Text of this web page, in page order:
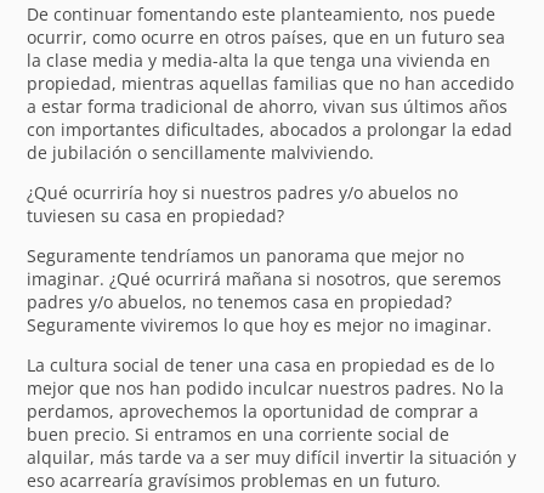
De continuar fomentando este planteamiento, nos puede
ocurrir, como ocurre en otros países, que en un futuro sea
la clase media y media-alta la que tenga una vivienda en
propiedad, mientras aquellas familias que no han accedido
a estar forma tradicional de ahorro, vivan sus últimos años
con importantes dificultades, abocados a prolongar la edad
de jubilación o sencillamente malviviendo.
¿Qué ocurriría hoy si nuestros padres y/o abuelos no
tuviesen su casa en propiedad?
Seguramente tendríamos un panorama que mejor no
imaginar. ¿Qué ocurrirá mañana si nosotros, que seremos
padres y/o abuelos, no tenemos casa en propiedad?
Seguramente viviremos lo que hoy es mejor no imaginar.
La cultura social de tener una casa en propiedad es de lo
mejor que nos han podido inculcar nuestros padres. No la
perdamos, aprovechemos la oportunidad de comprar a
buen precio. Si entramos en una corriente social de
alquilar, más tarde va a ser muy difícil invertir la situación y
eso acarrearía gravísimos problemas en un futuro.